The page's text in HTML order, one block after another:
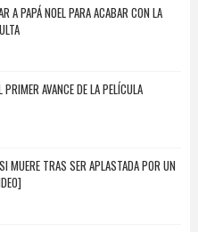
A PAPÁ NOEL PARA ACABAR CON LA
AVANCE DE LA PELÍCULA
MUERE TRAS SER APLASTADA POR UN